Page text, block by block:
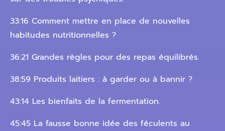
33:16 Comment mettre en place de nouvelles
habitudes nutritionnelles ?
36:21 Grandes règles pour des repas équilibrés.
38:59 Produits laitiers : à garder ou à bannir ?
43:14 Les bienfaits de la fermentation.
45:45 La fausse bonne idée des féculents au